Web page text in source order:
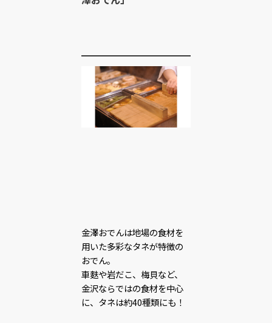
金澤おでんは地場の食材を
用いた多彩なタネが特徴の
おでん。
車麩や岩だこ、梅貝など、
金沢ならではの食材を中心
に、タネは約40種類にも！